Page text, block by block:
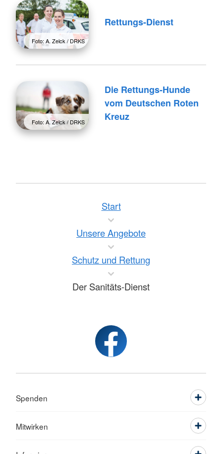
Foto: A. Zelck / DRKS
Rettungs-Dienst
Foto: A. Zelck / DRKS
Die Rettungs-Hunde
vom Deutschen Roten
Kreuz
Start
Unsere Angebote
Schutz und Rettung
Der Sanitäts-Dienst
Spenden
Mitwirken